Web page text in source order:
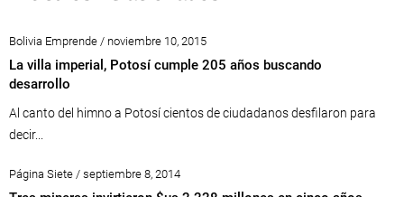
Bolivia Emprende / noviembre 10, 2015
La villa imperial, Potosí cumple 205 años buscando
desarrollo
Al canto del himno a Potosí cientos de ciudadanos desfilaron para
decir...
Página Siete / septiembre 8, 2014